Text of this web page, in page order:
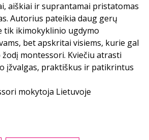
aiškiai ir suprantamai pristatomas
Autorius pateikia daug gerų
tik ikimokyklinio ugdymo
bet apskritai visiems, kurie gal
montessori. Kviečiu atrasti
įžvalgas, praktiškus ir patikrintus
mokytoja Lietuvoje